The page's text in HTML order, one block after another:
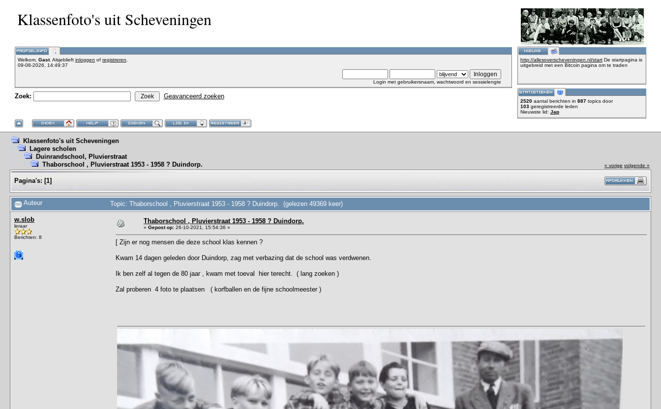
Klassenfoto's uit Scheveningen
Welkom, Gast. Alsjeblieft inloggen of registreren
09-08-2026, 14:49:37
Login met gebruikersnaam, wachtwoord en sessielengte
Zoek: Geavanceerd zoeken
http://allesoverscheveningen.nl/start De startpagina is
uitgebreid met een Bitcoin pagina om te traden
2520 aantal berichten in 887 topics door
103 geregistreerde leden
Nieuwste lid: Jap
Klassenfoto's uit Scheveningen
Lagere scholen
Duinrandschool, Pluvierstraat
Thaborschool , Pluvierstraat 1953 - 1958 ? Duindorp.
« vorige volgende »
Pagina's: [1]
Auteur Topic: Thaborschool , Pluvierstraat 1953 - 1958 ? Duindorp. (gelezen 49369 keer)
w.slob
leraar
Berichten: 8
Thaborschool , Pluvierstraat 1953 - 1958 ? Duindorp.
« Gepost op: 26-10-2021, 15:54:36 »
[ Zijn er nog mensen die deze school klas kennen ?
Kwam 14 dagen geleden door Duindorp, zag met verbazing dat de school was verdwenen.
Ik ben zelf al tegen de 80 jaar , kwam met toeval hier terecht. ( lang zoeken )
Zal proberen 4 foto te plaatsen ( korfballen en de fijne schoolmeester )